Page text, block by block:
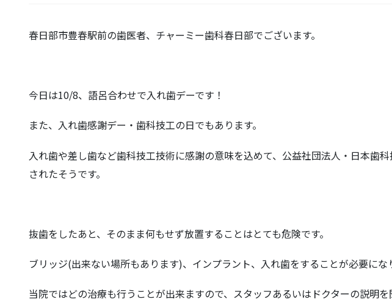
春日部市豊春駅前の歯医者、チャーミー歯科春日部でございます。
今日は10/8、語呂合わせで入れ歯デーです！
また、入れ歯感謝デー・歯科技工の日でもあります。
入れ歯や差し歯など歯科技工技術に感謝の意味を込めて、公益社団法人・日本歯
されたそうです。
抜歯をしたあと、そのまま何もせず放置することはとても危険です。
ブリッジ(出来ない場所もあります)、インプラント、入れ歯をすることが必要にな
当院ではどの治療も行うことが出来ますので、スタッフあるいはドクターの説明